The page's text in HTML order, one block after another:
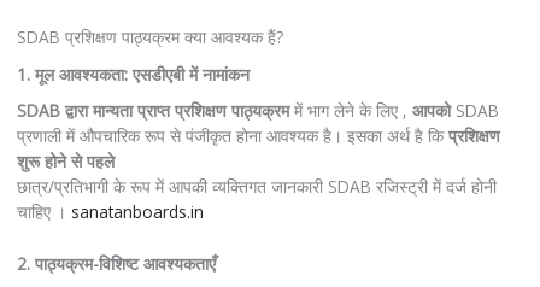
SDAB प्रशिक्षण पाठ्यक्रम क्या आवश्यक हैं?
1. मूल आवश्यकता: एसडीएबी में नामांकन
SDAB द्वारा मान्यता प्राप्त प्रशिक्षण पाठ्यक्रममें भाग लेने के लिए , आपकोSDAB
प्रणाली में औपचारिक रूप से पंजीकृत होना आवश्यक है। इसका अर्थ है किप्रशिक्षण
शुरू होने से पहले
छात्र/प्रतिभागी के रूप में आपकी व्यक्तिगत जानकारी SDAB रजिस्ट्री में दर्ज होनी
चाहिए । sanatanboards.in
2. पाठ्यक्रम-विशिष्ट आवश्यकताएँ